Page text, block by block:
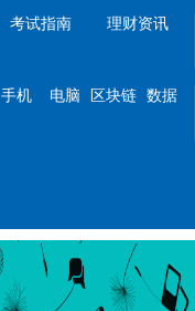
考试指南 理财资讯
手机 电脑 区块链 数据